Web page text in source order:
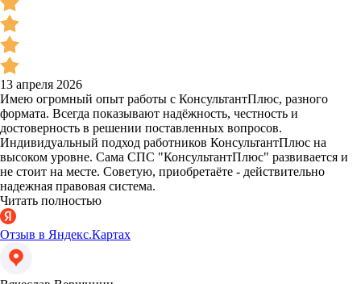
13 апреля 2026
Имею огромный опыт работы с КонсультантПлюс, разного
формата. Всегда показывают надёжность, честность и
достоверность в решении поставленных вопросов.
Индивидуальный подход работников КонсультантПлюс на
высоком уровне. Сама СПС "КонсультантПлюс" развивается и
не стоит на месте. Советую, приобретаёте - действительно
надежная правовая система.
Читать полностью
Отзыв в Яндекс.Картах